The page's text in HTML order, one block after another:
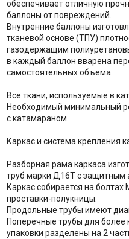
обеспечивает отличную
баллоны от повреждений.
Внутренние баллоны
тканевой основе (ТПУ)
газодержащим
в каждый баллон вварена
самостоятельных объема.
Все ткани, используемые в
Необходимый минимальный
с катамараном.
Каркас и система крепления
Разборная рама каркаса
труб марки Д16Т с
Каркас собирается на
проставки-полукницы.
Продольные трубы имеют
Поперечные трубы для более
упаковки разделены на 2